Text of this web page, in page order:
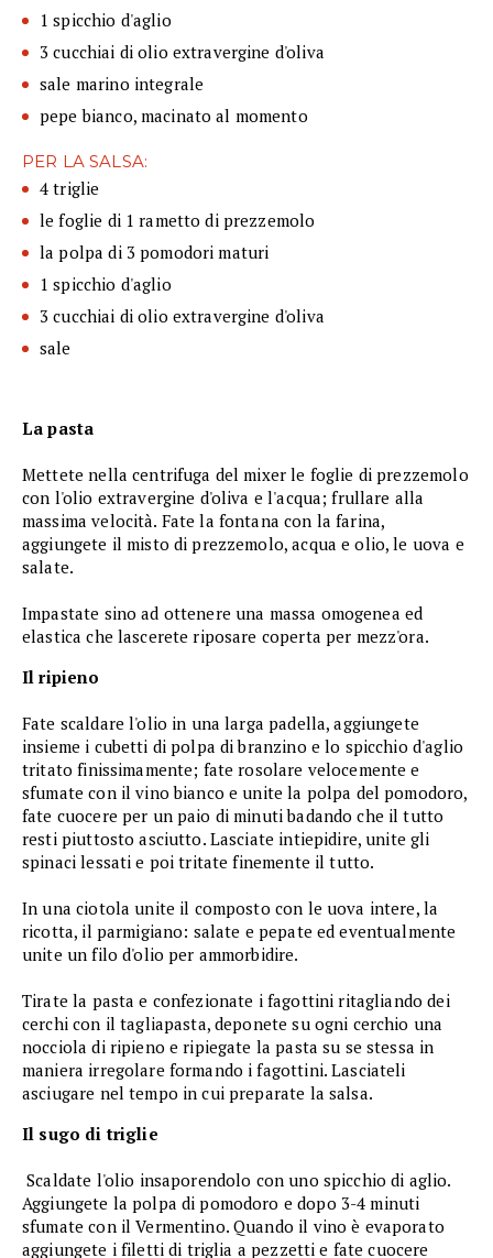
1 spicchio d'aglio
3 cucchiai di olio extravergine d'oliva
sale marino integrale
pepe bianco, macinato al momento
PER LA SALSA:
4 triglie
le foglie di 1 rametto di prezzemolo
la polpa di 3 pomodori maturi
1 spicchio d'aglio
3 cucchiai di olio extravergine d'oliva
sale
La pasta
Mettete nella centrifuga del mixer le foglie di prezzemolo
con l'olio extravergine d'oliva e l'acqua; frullare alla
massima velocità. Fate la fontana con la farina,
aggiungete il misto di prezzemolo, acqua e olio, le uova e
salate.
Impastate sino ad ottenere una massa omogenea ed
elastica che lascerete riposare coperta per mezz'ora.
Il ripieno
Fate scaldare l'olio in una larga padella, aggiungete
insieme i cubetti di polpa di branzino e lo spicchio d'aglio
tritato finissimamente; fate rosolare velocemente e
sfumate con il vino bianco e unite la polpa del pomodoro,
fate cuocere per un paio di minuti badando che il tutto
resti piuttosto asciutto. Lasciate intiepidire, unite gli
spinaci lessati e poi tritate finemente il tutto.
In una ciotola unite il composto con le uova intere, la
ricotta, il parmigiano: salate e pepate ed eventualmente
unite un filo d'olio per ammorbidire.
Tirate la pasta e confezionate i fagottini ritagliando dei
cerchi con il tagliapasta, deponete su ogni cerchio una
nocciola di ripieno e ripiegate la pasta su se stessa in
maniera irregolare formando i fagottini. Lasciateli
asciugare nel tempo in cui preparate la salsa.
Il sugo di triglie
Scaldate l'olio insaporendolo con uno spicchio di aglio.
Aggiungete la polpa di pomodoro e dopo 3-4 minuti
sfumate con il Vermentino. Quando il vino è evaporato
aggiungete i filetti di triglia a pezzetti e fate cuocere